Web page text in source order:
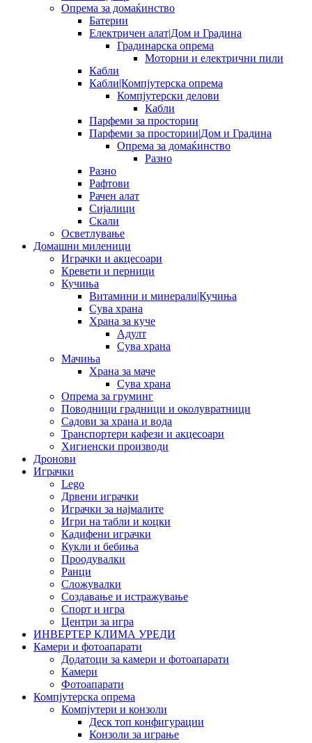
Опрема за домаќинство
Батерии
Електричен алат|Дом и Градина
Градинарска опрема
Моторни и електрични пили
Кабли
Кабли|Компјутерска опрема
Компјутерски делови
Кабли
Парфеми за простории
Парфеми за простории|Дом и Градина
Опрема за домаќинство
Разно
Разно
Рафтови
Рачен алат
Сијалици
Скали
Осветлување
Домашни миленици
Играчки и акцесоари
Кревети и перници
Кучиња
Витамини и минерали|Кучиња
Сува храна
Храна за куче
Адулт
Сува храна
Мачиња
Храна за маче
Сува храна
Опрема за груминг
Поводници градници и околувратници
Садови за храна и вода
Транспортери кафези и акцесоари
Хигиенски производи
Дронови
Играчки
Lego
Дрвени играчки
Играчки за најмалите
Игри на табли и коцки
Кадифени играчки
Кукли и бебиња
Проодувалки
Ранци
Сложувалки
Создавање и истражување
Спорт и игра
Центри за игра
ИНВЕРТЕР КЛИМА УРЕДИ
Камери и фотоапарати
Додатоци за камери и фотоапарати
Камери
Фотоапарати
Компјутерска опрема
Компјутери и конзоли
Деск топ конфигурации
Конзоли за играње